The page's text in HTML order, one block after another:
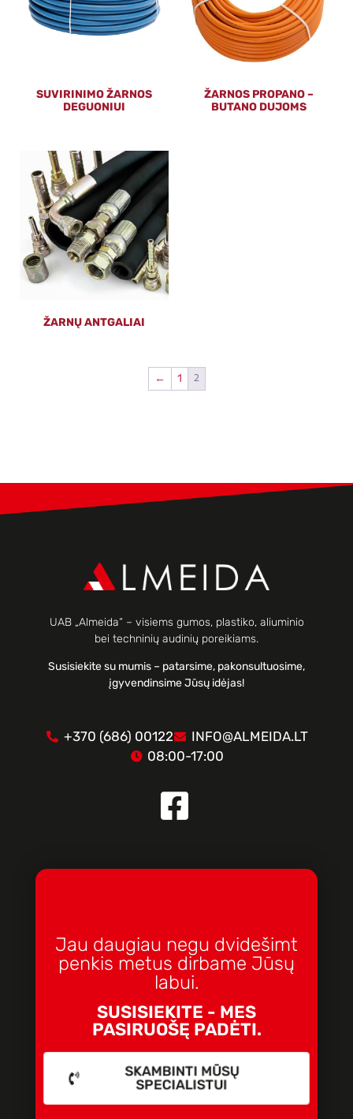
SUVIRINIMO ŽARNOS
DEGUONIUI
ŽARNOS PROPANO –
BUTANO DUJOMS
ŽARNŲ ANTGALIAI
← 1 2
UAB „Almeida“ – visiems gumos, plastiko, aliuminio
bei techninių audinių poreikiams.
Susisiekite su mumis – patarsime, pakonsultuosime,
įgyvendinsime Jūsų idėjas!
+370 (686) 00122
INFO@ALMEIDA.LT
08:00-17:00
Jau daugiau negu dvidešimt
penkis metus dirbame Jūsų
labui.
SUSISIEKITE - MES
PASIRUOŠĘ PADĖTI.
SKAMBINTI MŪSŲ
SPECIALISTUI